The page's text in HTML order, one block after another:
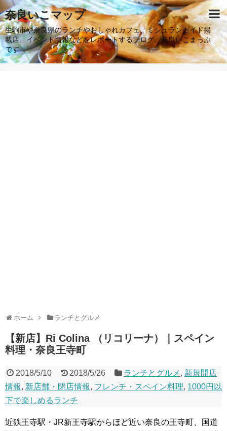
奈良いこマップ
生駒市や奈良県のランチやおしゃれカフェ、ミシュランガイド掲
載店、イベント情報などをレポートするブログ、奈良いこまっぷ
です
ホーム ランチとグルメ
【新店】Ri Colina （リコリーナ）｜スペイン
料理・奈良王寺町
2018/5/10 2018/5/26 ランチとグルメ , 新規開店
情報, 新店舗・閉店情報, フレンチ・スペイン料理, 1000円以
下で楽しめるランチ
近鉄王寺駅・JR新王寺駅からほど近い奈良の王寺町、国道